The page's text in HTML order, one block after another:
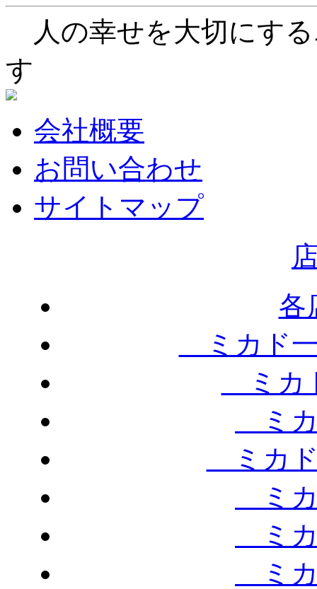
人の幸せを大切にす
す
会社概要
お問い合わせ
サイトマップ
各
ミカド
ミカ
ミカ
ミカド
ミカ
ミカ
ミカ